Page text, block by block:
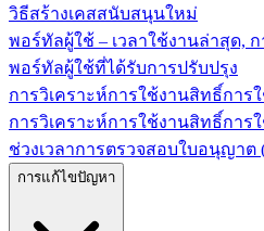
วิธีสร้างเคสสนับสนุนใหม่
พอร์ทัลผู้ใช้ – เวลาใช้งานล่าสุด,
พอร์ทัลผู้ใช้ที่ได้รับการปรับปรุง
การวิเคราะห์การใช้งานสิทธิ์การ
การวิเคราะห์การใช้งานสิทธิ์การ
ช่วงเวลาการตรวจสอบใบอนุญาต
การแก้ไขปัญหา